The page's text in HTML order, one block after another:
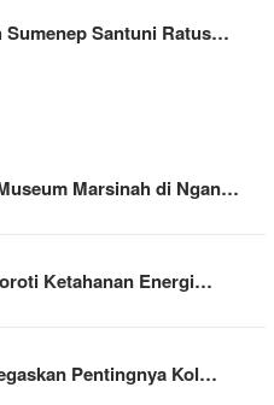
Sumenep Santuni Ratus…
Marsinah di Ngan…
Ketahanan Energi…
Pentingnya Kol…